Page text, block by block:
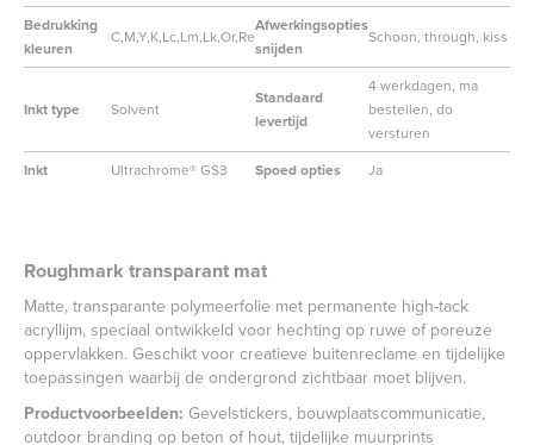
Bedrukking
kleuren
C,M,Y,K,Lc,Lm,Lk,Or,Re
Afwerkingsopties
snijden
Schoon, through, kiss
Inkt type Solvent
Standaard
levertijd
4 werkdagen, ma
bestellen, do
versturen
Inkt
Ultrachrome® GS3 Spoed opties Ja
Roughmark transparant mat
Matte, transparante polymeerfolie met permanente high-tack
acryllijm, speciaal ontwikkeld voor hechting op ruwe of poreuze
oppervlakken. Geschikt voor creatieve buitenreclame en tijdelijke
toepassingen waarbij de ondergrond zichtbaar moet blijven.
Productvoorbeelden: Gevelstickers, bouwplaatscommunicatie,
outdoor branding op beton of hout, tijdelijke muurprints